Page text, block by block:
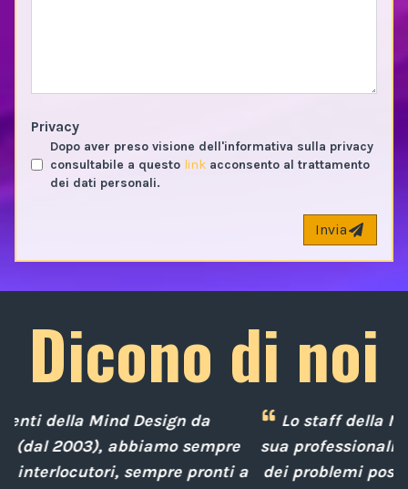
Privacy
Dopo aver preso visione dell'informativa sulla privacy
consultabile a questo link acconsento al trattamento
dei dati personali.
Invia
Dicono di noi
Lo staff della Mind Design ci ha mostrato la
sua professionalità nella soluzione tempestiva
dei problemi posti da noi nel corso degli anni,